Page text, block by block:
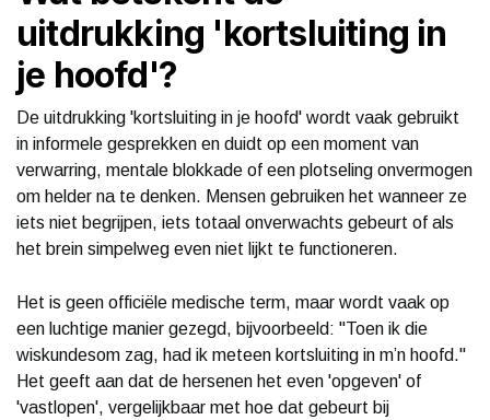
uitdrukking 'kortsluiting in
je hoofd'?
De uitdrukking 'kortsluiting in je hoofd' wordt vaak gebruikt
in informele gesprekken en duidt op een moment van
verwarring, mentale blokkade of een plotseling onvermogen
om helder na te denken. Mensen gebruiken het wanneer ze
iets niet begrijpen, iets totaal onverwachts gebeurt of als
het brein simpelweg even niet lijkt te functioneren.
Het is geen officiële medische term, maar wordt vaak op
een luchtige manier gezegd, bijvoorbeeld: "Toen ik die
wiskundesom zag, had ik meteen kortsluiting in m’n hoofd."
Het geeft aan dat de hersenen het even 'opgeven' of
'vastlopen', vergelijkbaar met hoe dat gebeurt bij